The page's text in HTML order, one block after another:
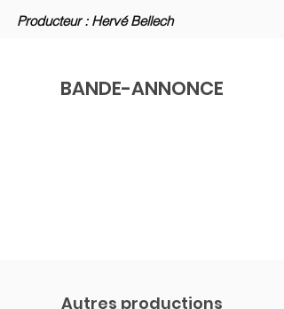
Producteur : Hervé Bellech
BANDE-ANNONCE
Autres productions